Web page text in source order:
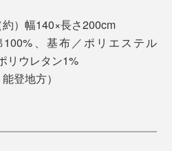
水分（汗や湿気）を吸うこと
熱性」も◎。
は、一般のポリエステルパイ
以上暖かい、という実験結
で丸洗いもできます。
）幅140×長さ200cm
、基布／ポリエステル
リウレタン1%
登地方）